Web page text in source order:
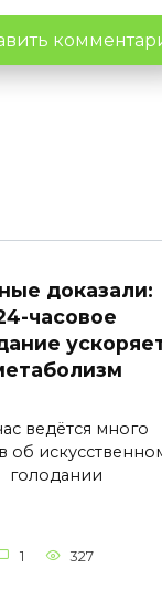
доказали:
часовое
ведётся много
об
голодании
1 327